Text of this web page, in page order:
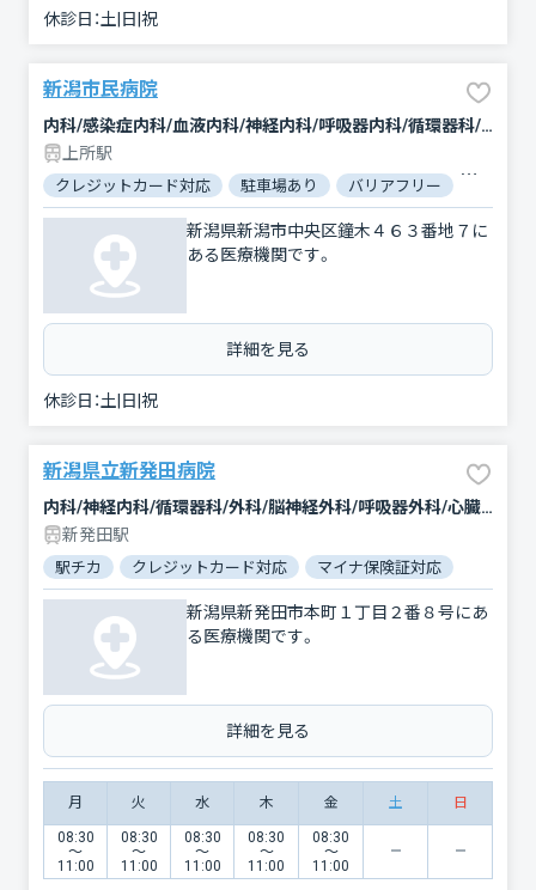
休診日：土|日|祝
新潟市民病院
内科/感染症内科/血液内科/神経内科/呼吸器内科/循環器科/消化器科/腫瘍内科・外科/緩和ケア/脳神経外科/呼吸器外科/心臓血管外科/乳腺外科/ペインクリニック/整形外科/形成外科/小児科/小児外科/新生児科/産科/婦人科/眼科/耳鼻咽喉科/皮膚科/泌尿器科/精神科・神経科/歯科口腔外科/リハビリテーション/放射線科/臨床検査・病理診断/救急科/麻酔科
上所駅
クレジットカード対応 駐車場あり バリアフリー
新潟県新潟市中央区鐘木４６３番地７に
ある医療機関です。
詳細を見る
休診日：土|日|祝
新潟県立新発田病院
内科/神経内科/循環器科/外科/脳神経外科/呼吸器外科/心臓血管外科/消化器科/乳腺外科/整形外科/形成外科/小児科/産婦人科/眼科/耳鼻咽喉科/皮膚科/泌尿器科/精神科・神経科/歯科口腔外科/リハビリテーション/放射線科/臨床検査・病理診断/救急科/麻酔科
新発田駅
駅チカ クレジットカード対応 マイナ保険証対応
新潟県新発田市本町１丁目２番８号にあ
る医療機関です。
詳細を見る
月 火 水 木 金 土 日
08:30
〜
11:00
08:30
〜
11:00
08:30
〜
11:00
08:30
〜
11:00
08:30
〜
11:00